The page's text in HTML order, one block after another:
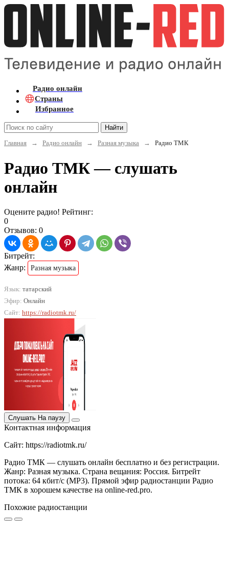
Радио онлайн
Страны
Избранное
Найти
Главная
→ Радио онлайн → Разная музыка → Радио ТМК
Радио ТМК — слушать
онлайн
Оцените радио! Рейтинг:
0
Отзывов: 0
Битрейт:
Жанр:
Разная музыка
Язык: татарский
Эфир: Онлайн
Сайт: https://radiotmk.ru/
Слушать На паузу
Контактная информация
Сайт: https://radiotmk.ru/
Радио ТМК — слушать онлайн бесплатно и без регистрации.
Жанр: Разная музыка. Страна вещания: Россия. Битрейт
потока: 64 кбит/с (MP3). Прямой эфир радиостанции Радио
ТМК в хорошем качестве на online-red.pro.
Похожие радиостанции